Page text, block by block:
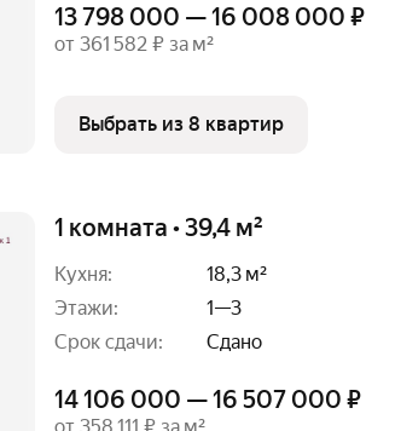
13 798 000 — 16 008 000 ₽
от 361 582 ₽ за м²
Выбрать из 8 квартир
1 комната • 39,4 м²
Кухня:
18,3 м²
Этажи:
1—3
Срок сдачи:
Сдано
14 106 000 — 16 507 000 ₽